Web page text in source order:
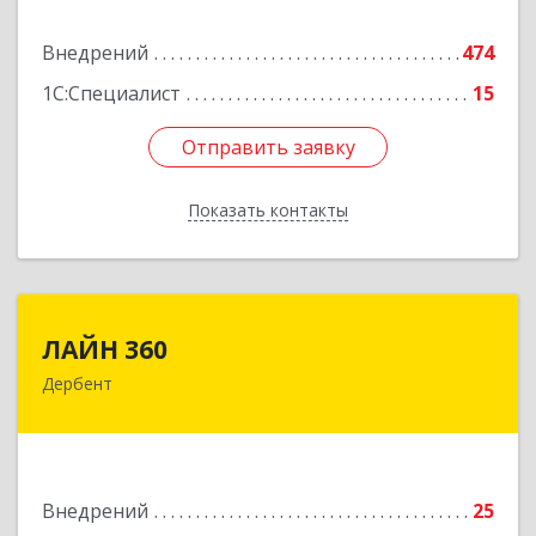
Внедрений
474
1С:Специалист
15
Отправить заявку
Показать контакты
Отправить заявку
Назад
ЛАЙН 360
Дербент
Внедрений 25
368600, Дагестан Респ, Дербент г, Ю.Гагарина